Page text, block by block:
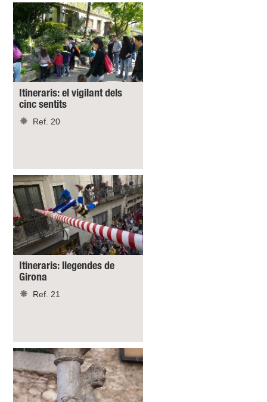
Itineraris: el vigilant dels
cinc sentits
Ref. 20
Itineraris: llegendes de
Girona
Ref. 21